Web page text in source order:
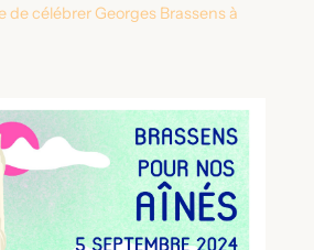
de célébrer Georges Brassens à